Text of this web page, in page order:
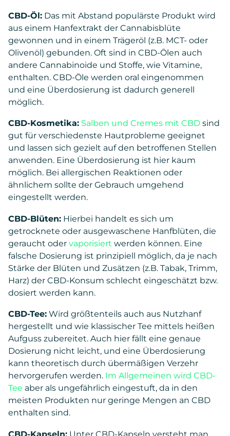
CBD-Öl: Das mit Abstand populärste Produkt wird
aus einem Hanfextrakt der Cannabisblüte
gewonnen und in einem Trägeröl (z.B. MCT- oder
Olivenöl) gebunden. Oft sind in CBD-Ölen auch
andere Cannabinoide und Stoffe, wie Vitamine,
enthalten. CBD-Öle werden oral eingenommen
und eine Überdosierung ist dadurch generell
möglich.
CBD-Kosmetika: Salben und Cremes mit CBD sind
gut für verschiedenste Hautprobleme geeignet
und lassen sich gezielt auf den betroffenen Stellen
anwenden. Eine Überdosierung ist hier kaum
möglich. Bei allergischen Reaktionen oder
ähnlichem sollte der Gebrauch umgehend
eingestellt werden.
CBD-Blüten: Hierbei handelt es sich um
getrocknete oder ausgewaschene Hanfblüten, die
geraucht oder vaporisiert werden können. Eine
falsche Dosierung ist prinzipiell möglich, da je nach
Stärke der Blüten und Zusätzen (z.B. Tabak, Trimm,
Harz) der CBD-Konsum schlecht eingeschätzt bzw.
dosiert werden kann.
CBD-Tee: Wird größtenteils auch aus Nutzhanf
hergestellt und wie klassischer Tee mittels heißen
Aufguss zubereitet. Auch hier fällt eine genaue
Dosierung nicht leicht, und eine Überdosierung
kann theoretisch durch übermäßigen Verzehr
hervorgerufen werden. Im Allgemeinen wird CBD-
Tee aber als ungefährlich eingestuft, da in den
meisten Produkten nur geringe Mengen an CBD
enthalten sind.